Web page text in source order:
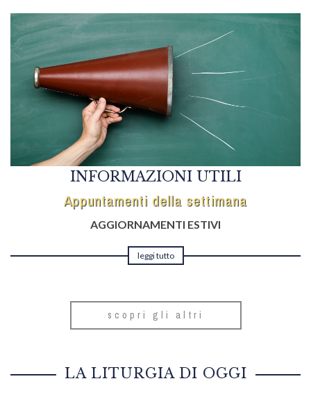
INFORMAZIONI UTILI
Appuntamenti della settimana
AGGIORNAMENTI ESTIVI
leggi tutto
scopri gli altri
LA LITURGIA DI OGGI